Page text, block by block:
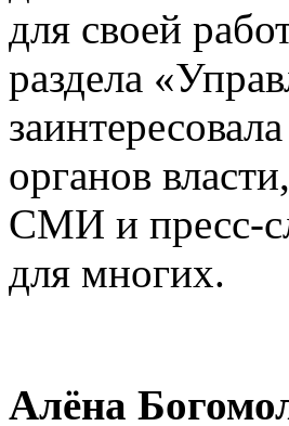
для своей
раздела
органов
СМИ и пресс-
для многих.
Алёна